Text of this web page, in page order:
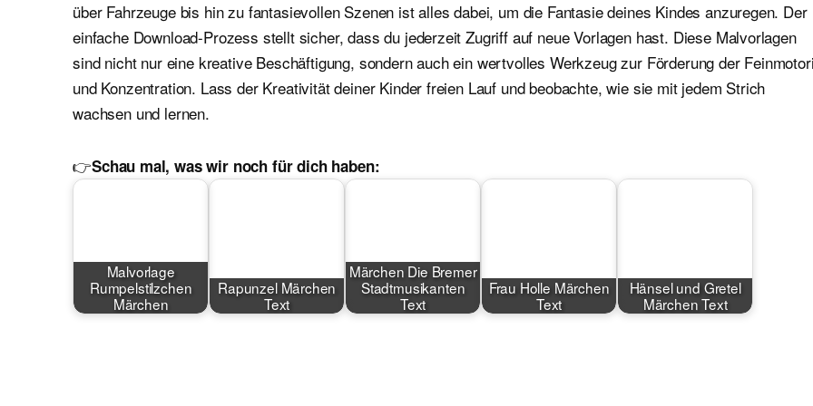
über Fahrzeuge bis hin zu fantasievollen Szenen ist alles dabei, um die Fantasie deines Kindes anzuregen. Der
einfache Download-Prozess stellt sicher, dass du jederzeit Zugriff auf neue Vorlagen hast. Diese Malvorlagen
sind nicht nur eine kreative Beschäftigung, sondern auch ein wertvolles Werkzeug zur Förderung der
und Konzentration. Lass der Kreativität deiner Kinder freien Lauf und beobachte, wie sie mit jedem Strich
wachsen und lernen.
👉Schau mal, was wir noch für dich haben:
Malvorlage
Rumpelstilzchen
Märchen
Rapunzel Märchen
Text
Märchen Die Bremer
Stadtmusikanten
Text
Frau Holle Märchen
Text
Hänsel und Gretel
Märchen Text